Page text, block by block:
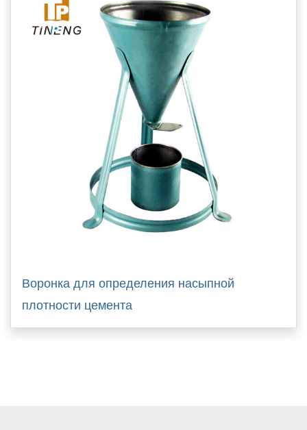
Воронка для определения насыпной
плотности цемента